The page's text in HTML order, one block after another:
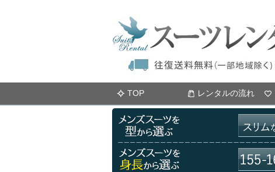
TOP レンタルの流れ